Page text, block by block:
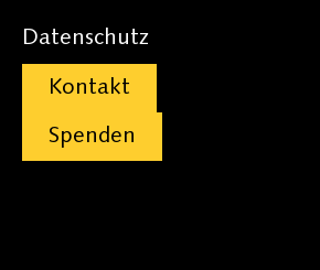
Datenschutz
Kontakt
Spenden